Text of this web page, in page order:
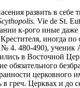
развить в себе
Vie de St.
к-рого иные даже
иногда
4. 480-490), ученик
в Восточной
обязательного
церковного
греч. Церквах и до